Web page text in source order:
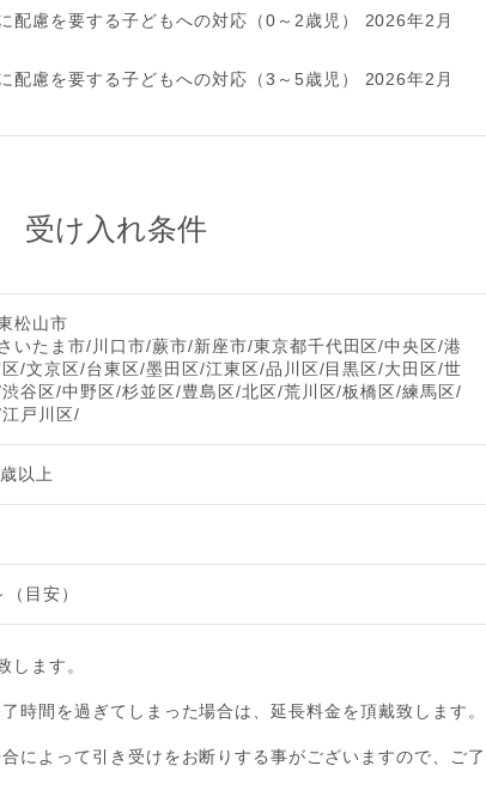
配慮を要する子どもへの対応（0～2歳児） 2026年2月
配慮を要する子どもへの対応（3～5歳児） 2026年2月
受け入れ条件
松山市
いたま市/川口市/蕨市/新座市/東京都千代田区/中央区/港
区/文京区/台東区/墨田区/江東区/品川区/目黒区/大田区/世
渋谷区/中野区/杉並区/豊島区/北区/荒川区/板橋区/練馬区/
戸川区/
以上
目安）
ます。
時間を過ぎてしまった場合は、延長料金を頂戴致します。
によって引き受けをお断りする事がございますので、ご了